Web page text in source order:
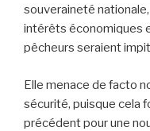
souveraineté
intérêts économiques
pêcheurs seraient
Elle menace de facto
sécurité, puisque cela
précédent pour une